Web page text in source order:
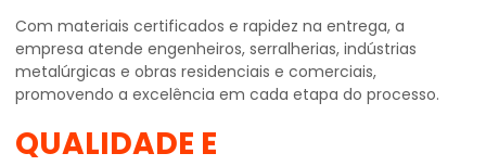
Com materiais certificados e rapidez na entrega, a
empresa atende engenheiros, serralherias, indústrias
metalúrgicas e obras residenciais e comerciais,
promovendo a excelência em cada etapa do processo.
QUALIDADE E